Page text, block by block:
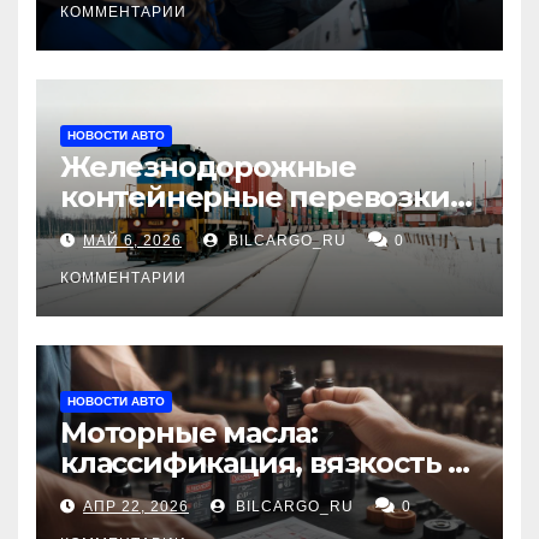
КОММЕНТАРИИ
НОВОСТИ АВТО
Железнодорожные
контейнерные перевозки
из Китая в Россию:
маршруты, сроки и
требования
МАЙ 6, 2026 BILCARGO_RU 0
КОММЕНТАРИИ
НОВОСТИ АВТО
Моторные масла:
классификация, вязкость и
рекомендации по выбору
для различных типов
АПР 22, 2026 BILCARGO_RU 0